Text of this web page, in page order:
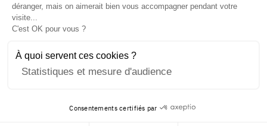
déranger, mais on aimerait bien vous accompagner pendant votre
visite...
C'est OK pour vous ?
À quoi servent ces cookies ?
Statistiques et mesure d'audience
Consentements certifiés par